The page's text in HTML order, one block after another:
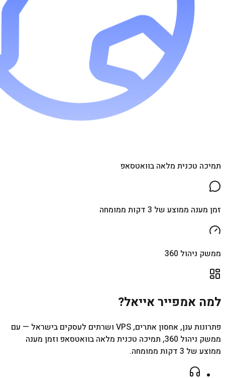
תמיכה טכנית מלאה בוואטסאפ
זמן מענה ממוצע של 3 דקות ממומחה
ממשק ניהול 360
למה אמפייר אייאל?
פתרונות ענן, אחסון אתרים, VPS ושרתים לעסקים בישראל — עם
ממשק ניהול 360, תמיכה טכנית מלאה בוואטסאפ וזמן מענה
ממוצע של 3 דקות ממומחה.